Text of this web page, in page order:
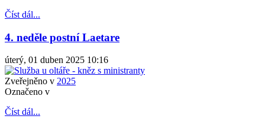
Číst dál...
4. neděle postní Laetare
úterý, 01 duben 2025 10:16
Zveřejněno v 2025
Označeno v
Číst dál...